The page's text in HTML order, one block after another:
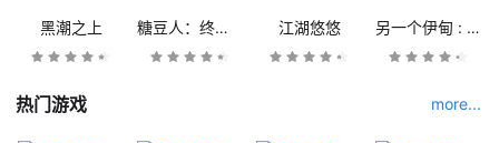
黑潮之上 糖豆人：终极淘汰赛 江湖悠悠 另一个伊甸 : 超越时空的猫
热门游戏 more...